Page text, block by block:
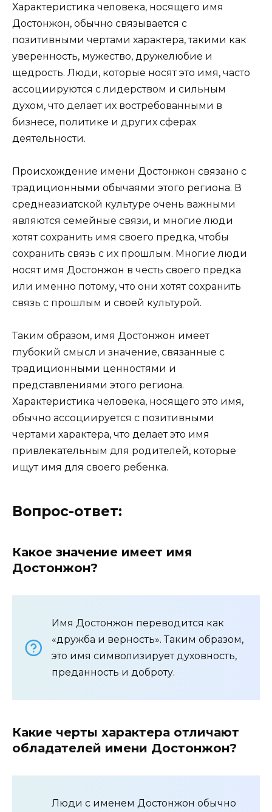
Характеристика человека, носящего имя
Достонжон, обычно связывается с
позитивными чертами характера, такими как
уверенность, мужество, дружелюбие и
щедрость. Люди, которые носят это имя, часто
ассоциируются с лидерством и сильным
духом, что делает их востребованными в
бизнесе, политике и других сферах
деятельности.
Происхождение имени Достонжон связано с
традиционными обычаями этого региона. В
среднеазиатской культуре очень важными
являются семейные связи, и многие люди
хотят сохранить имя своего предка, чтобы
сохранить связь с их прошлым. Многие люди
носят имя Достонжон в честь своего предка
или именно потому, что они хотят сохранить
связь с прошлым и своей культурой.
Таким образом, имя Достонжон имеет
глубокий смысл и значение, связанные с
традиционными ценностями и
представлениями этого региона.
Характеристика человека, носящего это имя,
обычно ассоциируется с позитивными
чертами характера, что делает это имя
привлекательным для родителей, которые
ищут имя для своего ребенка.
Вопрос-ответ:
Какое значение имеет имя
Достонжон?
Имя Достонжон переводится как
«дружба и верность». Таким образом,
это имя символизирует духовность,
преданность и доброту.
Какие черты характера отличают
обладателей имени Достонжон?
Люди с именем Достонжон обычно